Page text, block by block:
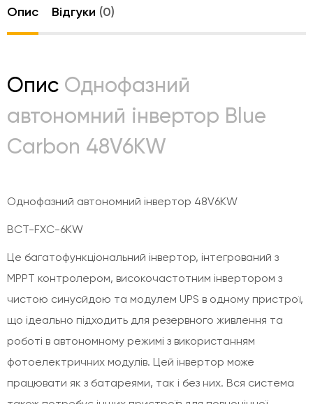
Опис Відгуки (0)
Опис Однофазний
автономний інвертор Blue
Carbon 48V6KW
Однофазний автономний інвертор 48V6KW
BCT-FXC-6KW
Це багатофункціональний інвертор, інтегрований з
MPPT контролером, високочастотним інвертором з
чистою синусйдою та модулем UPS в одному пристрої,
що ідеально підходить для резервного живлення та
роботі в автономному режимі з використанням
фотоелектричних модулів. Цей інвертор може
працювати як з батареями, так і без них. Вся система